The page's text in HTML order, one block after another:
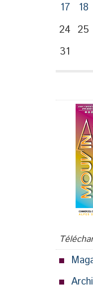
17
18
24 25
31